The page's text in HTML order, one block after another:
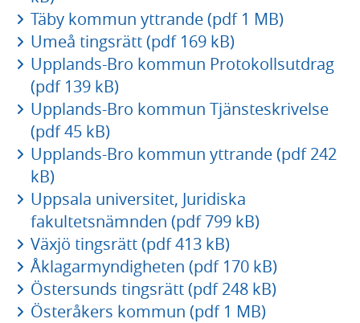
Täby kommun yttrande (pdf 1 MB)
Umeå tingsrätt (pdf 169 kB)
Upplands-Bro kommun Protokollsutdrag
(pdf 139 kB)
Upplands-Bro kommun Tjänsteskrivelse
(pdf 45 kB)
Upplands-Bro kommun yttrande (pdf 242
kB)
Uppsala universitet, Juridiska
fakultetsnämnden (pdf 799 kB)
Växjö tingsrätt (pdf 413 kB)
Åklagarmyndigheten (pdf 170 kB)
Östersunds tingsrätt (pdf 248 kB)
Österåkers kommun (pdf 1 MB)